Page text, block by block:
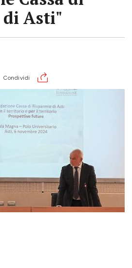
Asti"
Condividi